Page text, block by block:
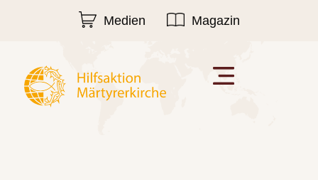
Medien Magazin